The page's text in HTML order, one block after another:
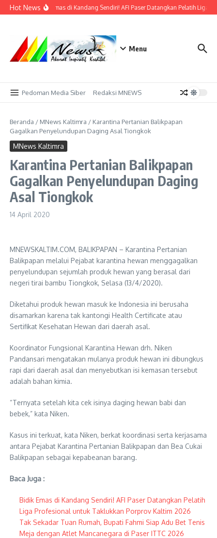
Lewati ke konten
Hot NewsBidik Emas di Kandang Sendiri! AFI Paser Datangkan Pelatih Liga
Menu
Pedoman Media Siber Redaksi MNEWS
Beranda / MNews Kaltimra / Karantina Pertanian Balikpapan
Gagalkan Penyelundupan Daging Asal Tiongkok
MNews Kaltimra
Karantina Pertanian Balikpapan
Gagalkan Penyelundupan Daging
Asal Tiongkok
14 April 2020
MNEWSKALTIM.COM, BALIKPAPAN – Karantina Pertanian
Balikpapan melalui Pejabat karantina hewan menggagalkan
penyelundupan sejumlah produk hewan yang berasal dari
negeri tirai bambu Tiongkok, Selasa (13/4/2020).
Diketahui produk hewan masuk ke Indonesia ini berusaha
disamarkan karena tak kantongi Health Certificate atau
Sertifikat Kesehatan Hewan dari daerah asal.
Koordinator Fungsional Karantina Hewan drh. Niken
Pandansari mengatakan mulanya produk hewan ini dibungkus
rapi dari daerah asal dan menyebutkan isi kemasan tersebut
adalah bahan kimia.
“Ternyata setelah kita cek isinya daging hewan babi dan
bebek,” kata Niken.
Kasus ini terkuat, kata Niken, berkat koordinasi serta kerjasama
antara Pejabat Karantina Pertanian Balikpapan dan Bea Cukai
Balikpapan sebagai kepabeanan barang.
Baca Juga :
Bidik Emas di Kandang Sendiri! AFI Paser Datangkan Pelatih
Liga Profesional untuk Taklukkan Porprov Kaltim 2026
Tak Sekadar Tuan Rumah, Bupati Fahmi Siap Adu Bet Tenis
Meja dengan Atlet Mancanegara di Paser ITTC 2026